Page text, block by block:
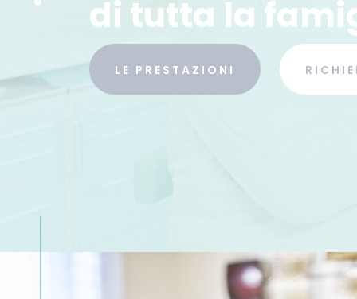
LE PRESTAZIONI